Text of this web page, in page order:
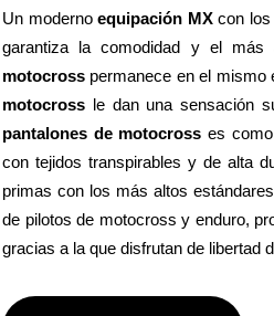
Un moderno equipación MX con los
garantiza la comodidad y el
motocross permanece en el mismo
motocross
pantalones de motocross es
con tejidos transpirables y de alta
primas con los más altos
de pilotos de motocross y enduro,
gracias a la que disfrutan de libertad